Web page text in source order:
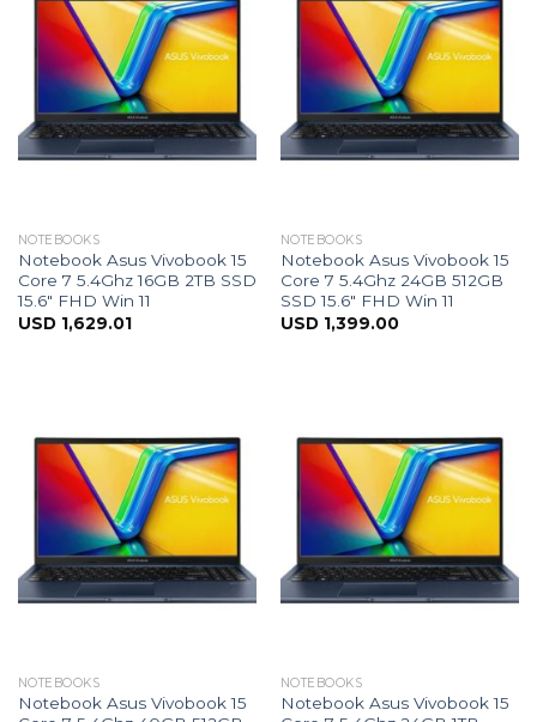
NOTEBOOKS
Notebook Asus Vivobook 15
Core 7 5.4Ghz 16GB 2TB SSD
15.6″ FHD Win 11
USD 1,629.01
NOTEBOOKS
Notebook Asus Vivobook 15
Core 7 5.4Ghz 24GB 512GB
SSD 15.6″ FHD Win 11
USD 1,399.00
NOTEBOOKS
Notebook Asus Vivobook 15
NOTEBOOKS
Notebook Asus Vivobook 15